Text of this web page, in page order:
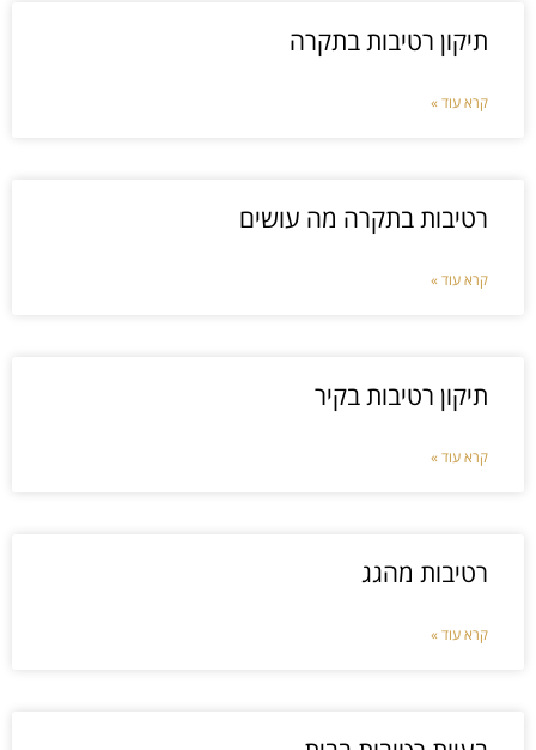
תיקון רטיבות בתקרה
קרא עוד »
רטיבות בתקרה מה עושים
קרא עוד »
תיקון רטיבות בקיר
קרא עוד »
רטיבות מהגג
קרא עוד »